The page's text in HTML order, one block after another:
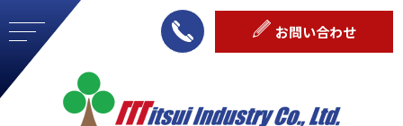
お問い合わせ